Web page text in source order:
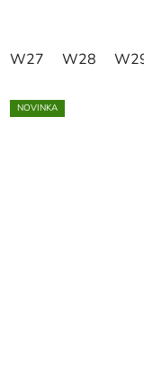
W27 W28
NOVINKA